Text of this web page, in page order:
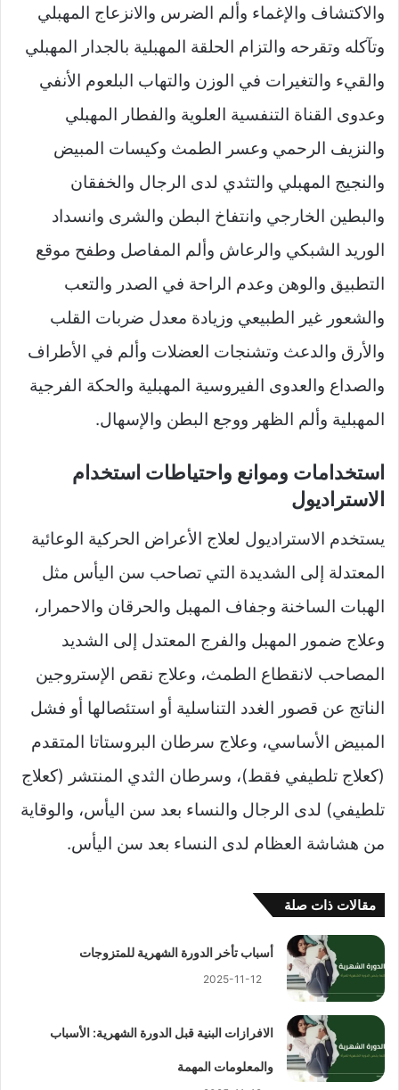
والاكتشاف والإغماء وألم الضرس والانزعاج المهبلي
وتآكله وتقرحه والتزام الحلقة المهبلية بالجدار المهبلي
والقيء والتغيرات في الوزن والتهاب البلعوم الأنفي
وعدوى القناة التنفسية العلوية والفطار المهبلي
والنزيف الرحمي وعسر الطمث وكيسات المبيض
والنجيج المهبلي والتثدي لدى الرجال والخفقان
والبطين الخارجي وانتفاخ البطن والشرى وانسداد
الوريد الشبكي والرعاش وألم المفاصل وطفح موقع
التطبيق والوهن وعدم الراحة في الصدر والتعب
والشعور غير الطبيعي وزيادة معدل ضربات القلب
والأرق والدعث وتشنجات العضلات وألم في الأطراف
والصداع والعدوى الفيروسية المهبلية والحكة الفرجية
المهبلية وألم الظهر ووجع البطن والإسهال.
استخدامات وموانع واحتياطات استخدام
الاستراديول
يستخدم الاستراديول لعلاج الأعراض الحركية الوعائية
المعتدلة إلى الشديدة التي تصاحب سن اليأس مثل
الهبات الساخنة وجفاف المهبل والحرقان والاحمرار،
وعلاج ضمور المهبل والفرج المعتدل إلى الشديد
المصاحب لانقطاع الطمث، وعلاج نقص الإستروجين
الناتج عن قصور الغدد التناسلية أو استئصالها أو فشل
المبيض الأساسي، وعلاج سرطان البروستاتا المتقدم
(كعلاج تلطيفي فقط)، وسرطان الثدي المنتشر (كعلاج
تلطيفي) لدى الرجال والنساء بعد سن اليأس، والوقاية
من هشاشة العظام لدى النساء بعد سن اليأس.
مقالات ذات صلة
أسباب تأخر الدورة الشهرية للمتزوجات
2025-11-12
الافرازات البنية قبل الدورة الشهرية: الأسباب
والمعلومات المهمة